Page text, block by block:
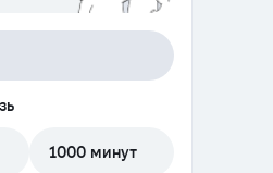
1000 минут